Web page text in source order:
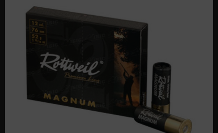
Одежда и обувь
Дроны (БПЛА)
Подарочные Сертификати